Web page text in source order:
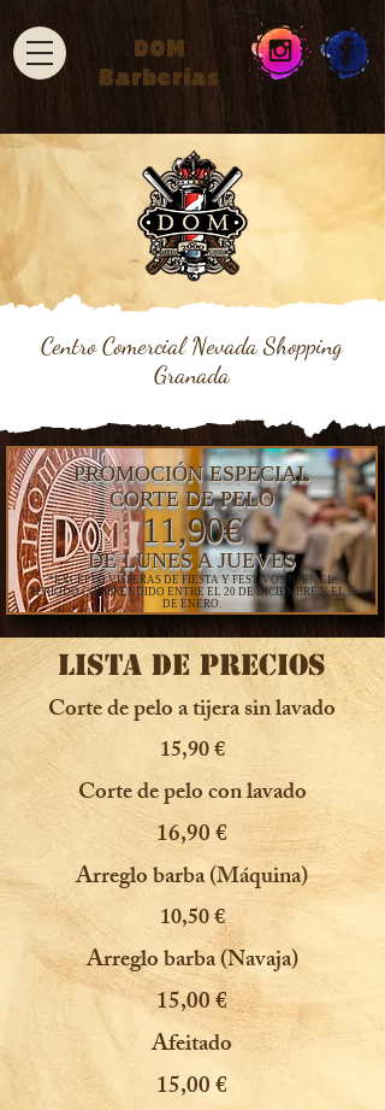
DOM
Barberías
Centro Comercial Nevada Shopping
Granada
PROMOCIÓN ESPECIAL
CORTE DE PELO
11,90€
DE LUNES A JUEVES
*EXCEPTO VÍSPERAS DE FIESTA Y FESTIVOS NI EN EL
PERIODO COMPRENDIDO ENTRE EL 20 DE DICIEMBRE Y EL 5
DE ENERO.
LISTA DE PRECIOS
Corte de pelo a tijera sin lavado
15,90 €
Corte de pelo con lavado
16,90 €
Arreglo barba (Máquina)
10,50 €
Arreglo barba (Navaja)
15,00 €
Afeitado
15,00 €